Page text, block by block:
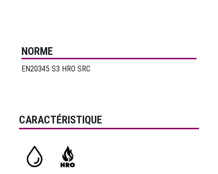
NORME
EN20345 S3 HRO SRC
CARACTÉRISTIQUE